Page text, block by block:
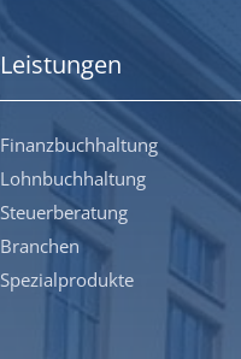
Leistungen
Finanzbuchhaltung
Lohnbuchhaltung
Steuerberatung
Branchen
Spezialprodukte